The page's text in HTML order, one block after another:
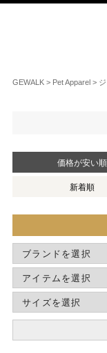
GEWALK Pet Apparel
価格が安い順
新着順